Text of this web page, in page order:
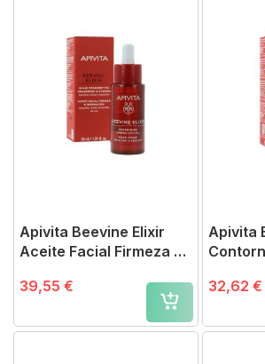
Apivita Beevine Elixir
Aceite Facial Firmeza y
39,55 €
Apivita
32,62 €